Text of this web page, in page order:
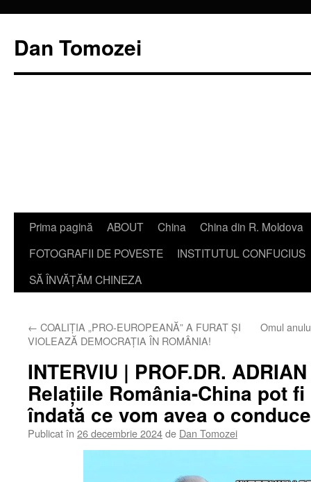
Dan Tomozei
Sari
conținut
Prima pagină ABOUT China
China din R. Moldova
FOTOGRAFII DE POVESTE
INSTITUTUL CONFUCIUS
SĂ ÎNVĂŢĂM CHINEZA
← COALIȚIA „PRO-EUROPEANĂ” A FURAT ȘI
VIOLEAZĂ DEMOCRAȚIA ÎN ROMÂNIA!
Omul
INTERVIU | PROF.DR.
Relațiile România-China pot
îndată ce vom avea o
Publicat în 26 decembrie 2024de Dan Tomozei